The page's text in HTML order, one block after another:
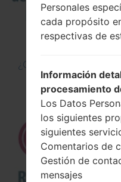
¿Cómo Activar las
Personales
cada propósito
respectivas de
Información
procesamiento
Los Datos
los siguientes
siguientes
Comentarios de
Gestión de
mensajes